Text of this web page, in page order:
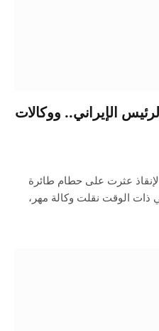
الإيراني.. ووكالات
عثرت على حطام طائرة
ذات الوقت نقلت وكالة مهر،